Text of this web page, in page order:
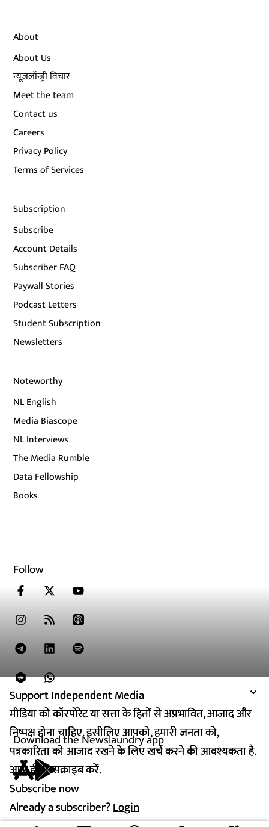
Support Independent Media
मीडिया को कॉरपोरेट या सत्ता के हितों से अप्रभावित, आजाद और
निष्पक्ष होना चाहिए. इसीलिए आपको, हमारी जनता को,
पत्रकारिता को आजाद रखने के लिए खर्च करने की आवश्यकता है.
आज ही सब्सक्राइब करें.
Subscribe now
Already a subscriber?Login
Support Independent Media
मीडिया को कॉरपोरेट या सत्ता के हितों से अप्रभावित, आजाद और
निष्पक्ष होना चाहिए. इसीलिए आपको, हमारी जनता को,
पत्रकारिता को आजाद रखने के लिए खर्च करने की आवश्यकता है.
आज ही सब्सक्राइब करें.
Subscribe now
Already a subscriber?Login
About
About Us
न्यूज़लॉन्ड्री विचार
Meet the team
Contact us
Careers
Privacy Policy
Terms of Services
Subscription
Subscribe
Account Details
Subscriber FAQ
Paywall Stories
Podcast Letters
Student Subscription
Newsletters
Noteworthy
NL English
Media Biascope
NL Interviews
The Media Rumble
Data Fellowship
Books
Follow
Download the Newslaundry app